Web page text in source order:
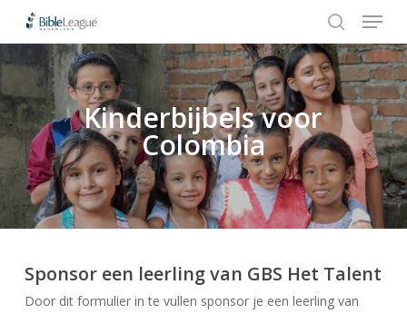
main
content
Hit enter to search or ESC to close
search
Menu
Kinderbijbels voor
Colombia
Sponsor een leerling van GBS Het Talent
Door dit formulier in te vullen sponsor je een leerling van
Close
Menu